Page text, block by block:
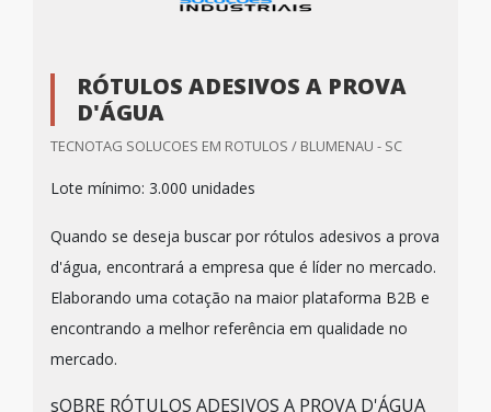
RÓTULOS ADESIVOS A PROVA
D'ÁGUA
TECNOTAG SOLUCOES EM ROTULOS / BLUMENAU - SC
Lote mínimo: 3.000 unidades
Quando se deseja buscar por rótulos adesivos a prova
d'água, encontrará a empresa que é líder no mercado.
Elaborando uma cotação na maior plataforma B2B e
encontrando a melhor referência em qualidade no
mercado.
sOBRE RÓTULOS ADESIVOS A PROVA D'ÁGUA